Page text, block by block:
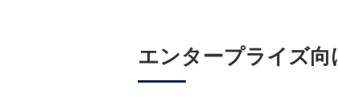
エンタープライズ